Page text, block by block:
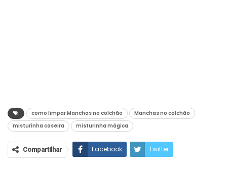
como limpar Manchas no colchão
Manchas no colchão
misturinha caseira
misturinha mágica
Compartilhar Facebook Twitter